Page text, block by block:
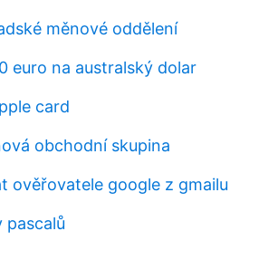
měnové oddělení
euro na australský dolar
card
obchodní skupina
ověřovatele google z gmailu
pascalů